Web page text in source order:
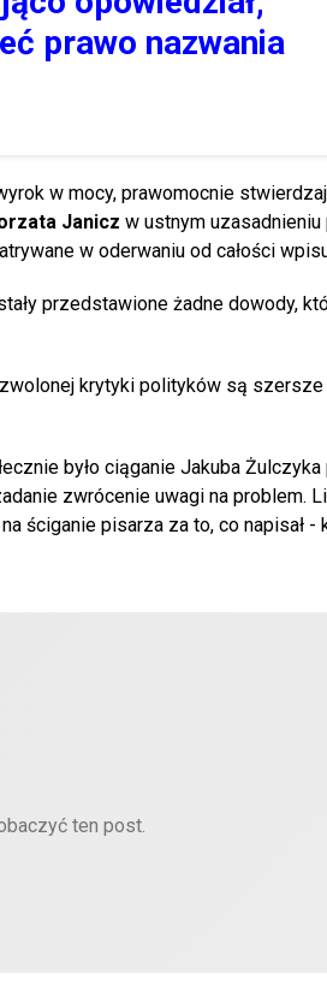
prawo nazwania
w mocy, prawomocnie
Janicz w ustnym uzasadnieniu
w oderwaniu od całości
przedstawione żadne dowody,
krytyki polityków są
było ciąganie Jakuba
zwrócenie uwagi na problem.
ściganie pisarza za to, co napisał -
ten post.